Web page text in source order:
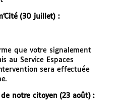
(30 juillet) :
que votre signalement
au Service Espaces
sera effectuée
de notre citoyen (23 août) :